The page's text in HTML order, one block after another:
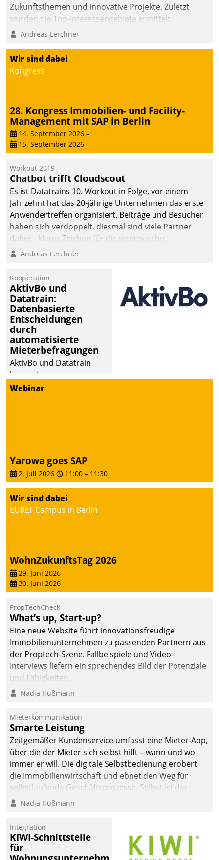
Zukunftsthemen und innovative Projekte. Zuletzt
wurden die Top-Interessengebiete ermittelt.
Andreas Lerchner
Wir sind dabei
Kongress
28. Kongress Immobilien- und Facility-
Management mit SAP in Berlin
14. September 2026 –
15. September 2026
Workout 2019
Chatbot trifft Cloudscout
Es ist Datatrains 10. Workout in Folge, vor einem
Jahrzehnt hat das 20-jährige Unternehmen das erste
Anwendertreffen organisiert. Beiträge und Besucher
haben sich verdoppelt, diesmal sind viele Partner
dabei – klares Zeichen für die strategische
Fokussierung auf den Kunden.
Andreas Lerchner
Kooperation
AktivBo und
Datatrain:
Datenbasierte
Entscheidungen
durch
automatisierte
Mieterbefragungen
AktivBo und Datatrain
kooperieren –
Immobilienunternehmen
zielgerichtete
Mieterbefragungen – eine
starke Grundlage für
intelligente,
datengestützte
Entscheidungen.
Webinar
Yarowa goes SAP
2. Juli 2026 11:00 – 11:30
Wir sind dabei
EUREF Campus in Berlin
WohnZukunftsTag 2026
29. Juni 2026 –
30. Juni 2026
PropTechCheck
What’s up, Start-up?
Eine neue Website führt innovationsfreudige
Immobilienunternehmen zu passenden Partnern aus
der Proptech-Szene. Fallbeispiele und Video-
Interviews liefern ein sprechendes Bild der Potenziale
und Fähigkeiten.
Nadja Hußmann
Mieterkommunikation
Smarte Leistung
Zeitgemäßer Kundenservice umfasst eine Mieter-App,
über die der Mieter sich selbst hilft – wann und wo
immer er will. Die digitale Selbstbedienung erobert
die Immobilienwirtschaft und ebnet den Weg für
selbstlaufende Geschäftsprozesse. Selbst ist der
Kunde und smart der Serviceanbieter.
Nadja Hußmann
Integration
KIWI-Schnittstelle
für